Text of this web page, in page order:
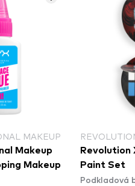
REVOLUTION
Revolution X IT Clown Artist
Paint Set
Podkladová báza na tvár